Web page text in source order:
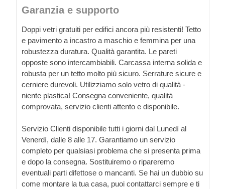
Garanzia e supporto
Doppi vetri gratuiti per edifici ancora più resistenti! Tetto
e pavimento a incastro a maschio e femmina per una
robustezza duratura. Qualità garantita. Le pareti
opposte sono intercambiabili. Carcassa interna solida e
robusta per un tetto molto più sicuro. Serrature sicure e
cerniere durevoli. Utilizziamo solo vetro di qualità -
niente plastica! Consegna conveniente, qualità
comprovata, servizio clienti attento e disponibile.
Servizio Clienti disponibile tutti i giorni dal Lunedì al
Venerdì, dalle 8 alle 17. Garantiamo un servizio
completo per qualsiasi problema che si presenta prima
e dopo la consegna. Sostituiremo o ripareremo
eventuali parti difettose o mancanti. Se hai un dubbio su
come montare la tua casa, puoi contattarci sempre e ti